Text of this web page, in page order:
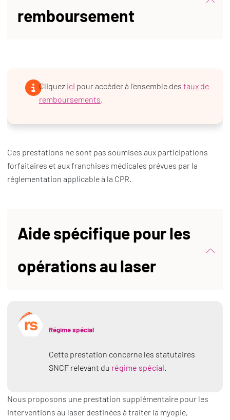
remboursement
Cliquez ici pour accéder à l’ensemble des taux de
remboursements
Ces prestations ne sont pas soumises aux participations
forfaitaires et aux franchises médicales prévues par la
réglementation applicable à la CPR.
Aide spécifique pour les
opérations au laser
Régime spécial
Cette prestation concerne les statutaires
SNCF relevant du régime spécial.
Nous proposons une prestation supplémentaire pour les
interventions au laser destinées à traiter la myopie,